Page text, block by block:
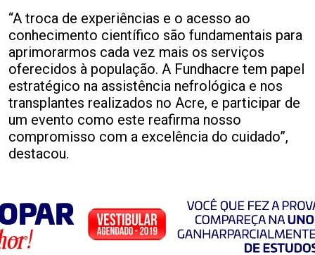
“A troca de experiências e o acesso ao
conhecimento científico são fundamentais para
aprimorarmos cada vez mais os serviços
oferecidos à população. A Fundhacre tem papel
estratégico na assistência nefrológica e nos
transplantes realizados no Acre, e participar de
um evento como este reafirma nosso
compromisso com a excelência do cuidado”,
destacou.